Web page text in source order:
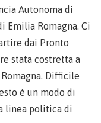
Autonoma di
Emilia Romagna. Ci
dai Pronto
stata costretta a
Difficile
è un modo di
linea politica di